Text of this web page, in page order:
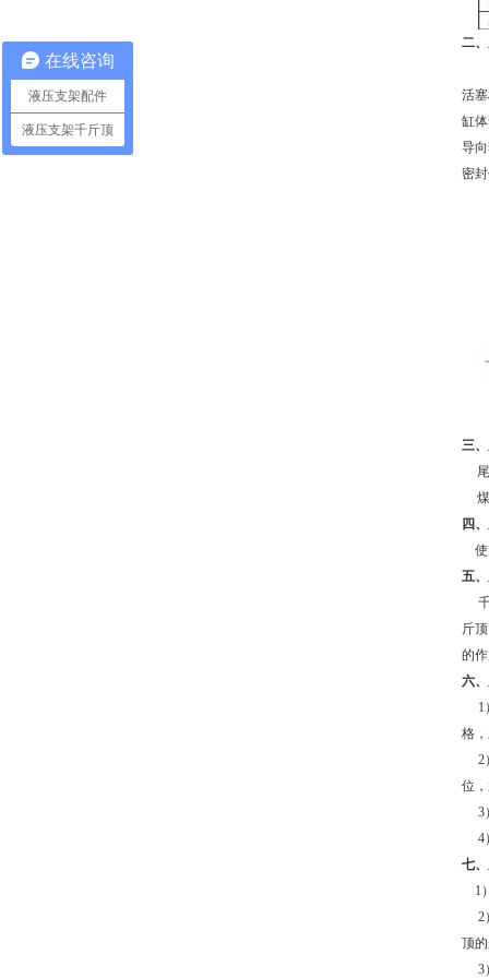
二
活
缸
导
密
三
四
五
千
斤
的
六
1
格
2
位
3
4
七
1
2
顶
3
在线咨询
液压支架配件
液压支架千斤顶